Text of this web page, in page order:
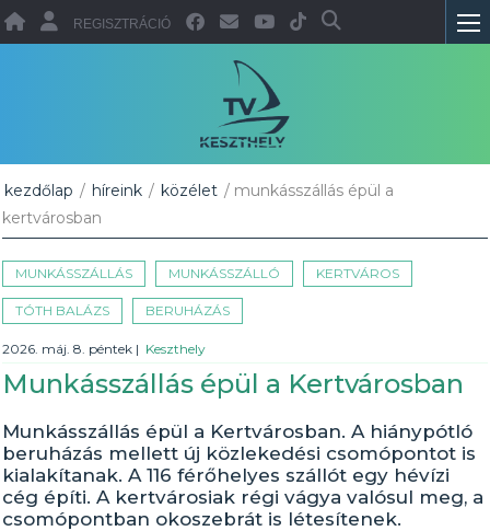
REGISZTRÁCIÓ
kezdőlap / híreink / közélet / munkásszállás épül a
kertvárosban
MUNKÁSSZÁLLÁS MUNKÁSSZÁLLÓ KERTVÁROS
TÓTH BALÁZS BERUHÁZÁS
2026. máj. 8. péntek | Keszthely
Munkásszállás épül a Kertvárosban
Munkásszállás épül a Kertvárosban. A hiánypótló
beruházás mellett új közlekedési csomópontot is
kialakítanak. A 116 férőhelyes szállót egy hévízi
cég építi. A kertvárosiak régi vágya valósul meg, a
csomópontban okoszebrát is létesítenek.